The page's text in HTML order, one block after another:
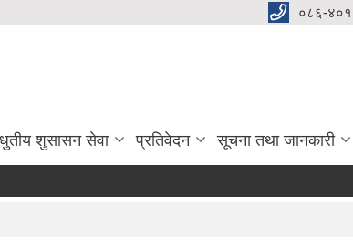
०८६-
शुसासन सेवा प्रतिवेदन सूचना तथा जानकारी